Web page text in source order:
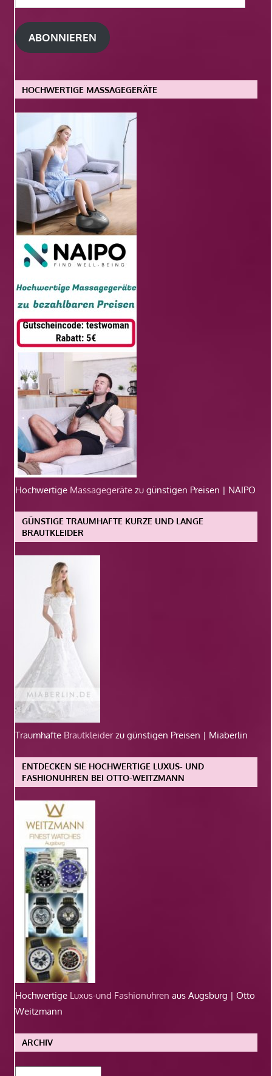
Mail-
Adresse
ABONNIEREN
HOCHWERTIGE MASSAGEGERÄTE
Hochwertige Massagegeräte zu günstigen Preisen | NAIPO
GÜNSTIGE TRAUMHAFTE KURZE UND LANGE
BRAUTKLEIDER
Traumhafte Brautkleiderzu günstigen Preisen | Miaberlin
ENTDECKEN SIE HOCHWERTIGE LUXUS- UND
FASHIONUHREN BEI OTTO-WEITZMANN
Hochwertige Luxus-und Fashionuhren aus Augsburg | Otto
Weitzmann
ARCHIV